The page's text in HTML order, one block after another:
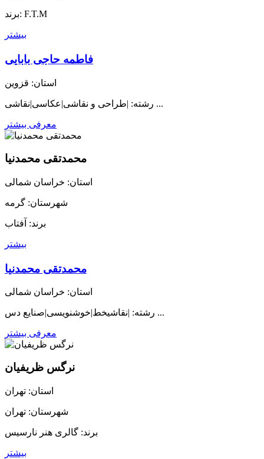
برند: F.T.M
بیشتر
فاطمه حاجی بابایی
استان: قزوین
رشته: |طراحی و نقاشی|عکاسی|نقاشی ...
معرفی بیشتر
محمدتقی محمدنیا
استان: خراسان شمالی
شهرستان: گرمه
برند: آفتاب
بیشتر
محمدتقی محمدنیا
استان: خراسان شمالی
رشته: |نقاشیخط|خوشنویسی|صنایع دس ...
معرفی بیشتر
نرگس ظریفیان
استان: تهران
شهرستان: تهران
برند: گالری هنر نارسیس
بیشتر